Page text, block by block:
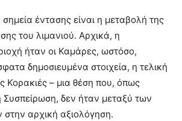
έντασης είναι η μεταβολή της
του λιμανιού. Αρχικά, η
ήταν οι Καμάρες, ωστόσο,
δημοσιευμένα στοιχεία, η τελική
Κορακιές – μια θέση που, όπως
Συσπείρωση, δεν ήταν μεταξύ των
αρχική αξιολόγηση.